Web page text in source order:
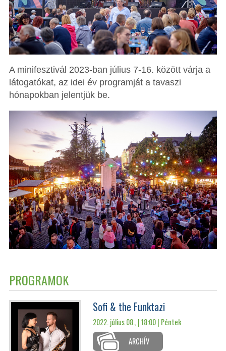
A minifesztivál 2023-ban július 7-16. között várja a
látogatókat, az idei év programját a tavaszi
hónapokban jelentjük be.
PROGRAMOK
Sofi & the Funktazi
2022. július 08., | 18:00 | Péntek
ARCHÍV